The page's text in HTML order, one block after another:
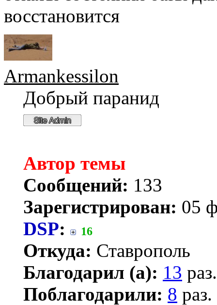
восстановится
Armankessilon
Добрый паранид
Автор темы
Сообщений: 133
Зарегистрирован: 05
DSP: 16
Откуда: Ставрополь
Благодарил (а): 13 раз.
Поблагодарили: 8 раз.